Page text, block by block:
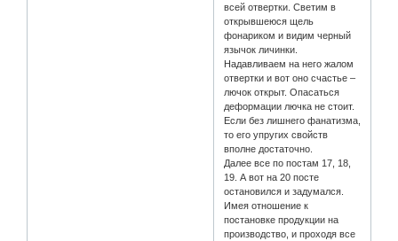
всей отвертки. Светим в
открывшеюся щель
фонариком и видим черный
язычок личинки.
Надавливаем на него жалом
отвертки и вот оно счастье –
лючок открыт. Опасаться
деформации лючка не стоит.
Если без лишнего фанатизма,
то его упругих свойств
вполне достаточно.
Далее все по постам 17, 18,
19. А вот на 20 посте
остановился и задумался.
Имея отношение к
постановке продукции на
производство, и проходя все